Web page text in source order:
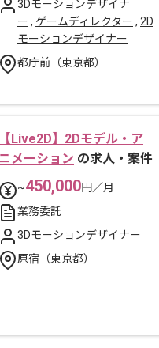
3Dモーションデザイナ
ー , ゲームディレクター , 2D
モーションデザイナー
都庁前（東京都）
【Live2D】2Dモデル・ア
ニメーション の求人・案件
~450,000円／月
業務委託
3Dモーションデザイナー
原宿（東京都）